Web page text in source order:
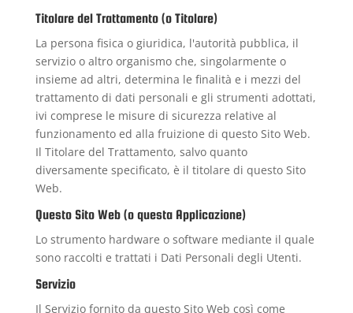
Titolare del Trattamento (o Titolare)
La persona fisica o giuridica, l'autorità pubblica, il
servizio o altro organismo che, singolarmente o
insieme ad altri, determina le finalità e i mezzi del
trattamento di dati personali e gli strumenti adottati,
ivi comprese le misure di sicurezza relative al
funzionamento ed alla fruizione di questo Sito Web.
Il Titolare del Trattamento, salvo quanto
diversamente specificato, è il titolare di questo Sito
Web.
Questo Sito Web (o questa Applicazione)
Lo strumento hardware o software mediante il quale
sono raccolti e trattati i Dati Personali degli Utenti.
Servizio
Il Servizio fornito da questo Sito Web così come